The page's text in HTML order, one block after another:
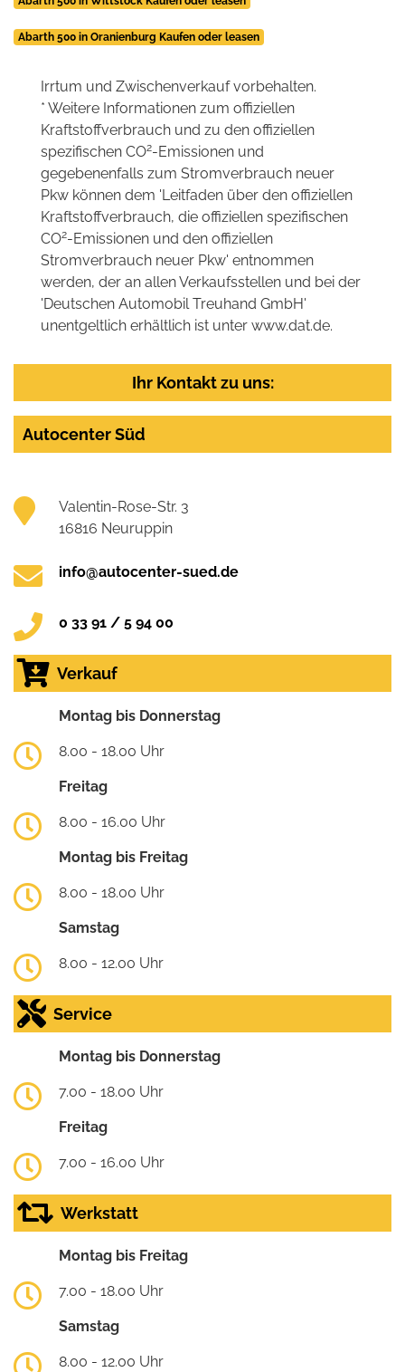
Abarth 500 in Oranienburg Kaufen oder leasen
Irrtum und Zwischenverkauf vorbehalten.
* Weitere Informationen zum offiziellen
Kraftstoffverbrauch und zu den offiziellen
spezifischen CO2-Emissionen und
gegebenenfalls zum Stromverbrauch neuer
Pkw können dem 'Leitfaden über den offiziellen
Kraftstoffverbrauch, die offiziellen spezifischen
CO2-Emissionen und den offiziellen
Stromverbrauch neuer Pkw' entnommen
werden, der an allen Verkaufsstellen und bei der
'Deutschen Automobil Treuhand GmbH'
unentgeltlich erhältlich ist unter www.dat.de.
Ihr Kontakt zu uns:
Autocenter Süd
Valentin-Rose-Str. 3
16816 Neuruppin
info@autocenter-sued.de
0 33 91 / 5 94 00
Verkauf
Montag bis Donnerstag
8.00 - 18.00 Uhr
Freitag
8.00 - 16.00 Uhr
Montag bis Freitag
8.00 - 18.00 Uhr
Samstag
8.00 - 12.00 Uhr
Service
Montag bis Donnerstag
7.00 - 18.00 Uhr
Freitag
7.00 - 16.00 Uhr
Werkstatt
Montag bis Freitag
7.00 - 18.00 Uhr
Samstag
8.00 - 12.00 Uhr